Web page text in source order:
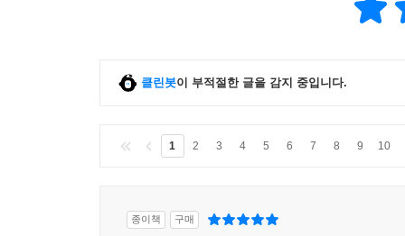
클린봇이 부적절한 글을 감지 중입니다.
1 2 3 4 5 6 7 8 9 10
종이책 구매